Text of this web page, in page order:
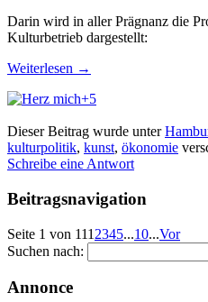
Darin wird in aller Prägnanz die
Kulturbetrieb dargestellt:
Weiterlesen →
+5
Dieser Beitrag wurde unter
kulturpolitik, kunst, ökonomie
Schreibe eine Antwort
Beitragsnavigation
Seite 1 von 111 2345...10...Vor
Suchen nach:
Annonce